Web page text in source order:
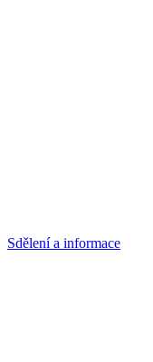
Sdělení a informace